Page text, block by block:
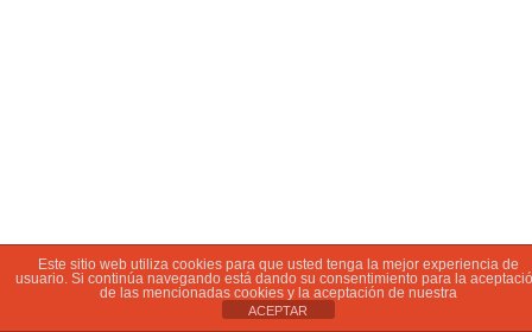
Este sitio web utiliza cookies para que usted tenga la mejor experiencia de
usuario. Si continúa navegando está dando su consentimiento para la
de las mencionadas cookies y la aceptación de nuestra
ACEPTAR